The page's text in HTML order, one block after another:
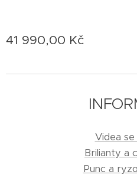
41 990,00 Kč
Videa
Brilianty a
Punc a